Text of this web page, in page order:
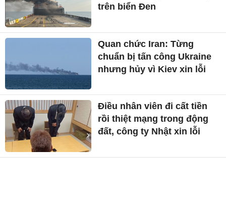
trên biển Đen
Quan chức Iran: Từng
chuẩn bị tấn công Ukraine
nhưng hủy vì Kiev xin lỗi
Điều nhân viên đi cất tiền
rồi thiệt mạng trong động
đất, công ty Nhật xin lỗi